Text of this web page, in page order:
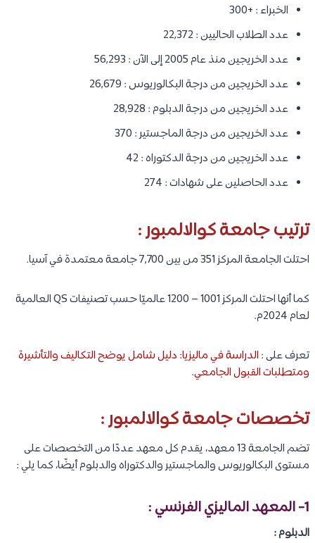
الخبراء : +300
عدد الطلاب الحاليين : 22,372
عدد الخريجين منذ عام 2005 إلى الآن : 56,293
عدد الخريجين من درجة البكالوريوس : 26,679
عدد الخريجين من درجة الدبلوم : 28,928
عدد الخريجين من درجة الماجستير : 370
عدد الخريجين من درجة الدكتوراه : 42
عدد الحاصلين على شهادات : 274
ترتيب جامعة كوالالمبور :
احتلت الجامعة المركز 351 من بين 7,700 جامعة معتمدة في آسيا.
كما أنها احتلت المركز 1001 – 1200 عالميًا حسب تصنيفات QS العالمية
لعام 2024م.
تعرف على : الدراسة في ماليزيا: دليل شامل يوضح التكاليف والتأشيرة
ومتطلبات القبول الجامعي.
تخصصات جامعة كوالالمبور :
تضم الجامعة 13 معهد، يقدم كل معهد عددًا من التخصصات على
مستوى البكالوريوس والماجستير والدكتوراه والدبلوم أيضًا، كما يلي :
1- المعهد الماليزي الفرنسي :
الدبلوم :